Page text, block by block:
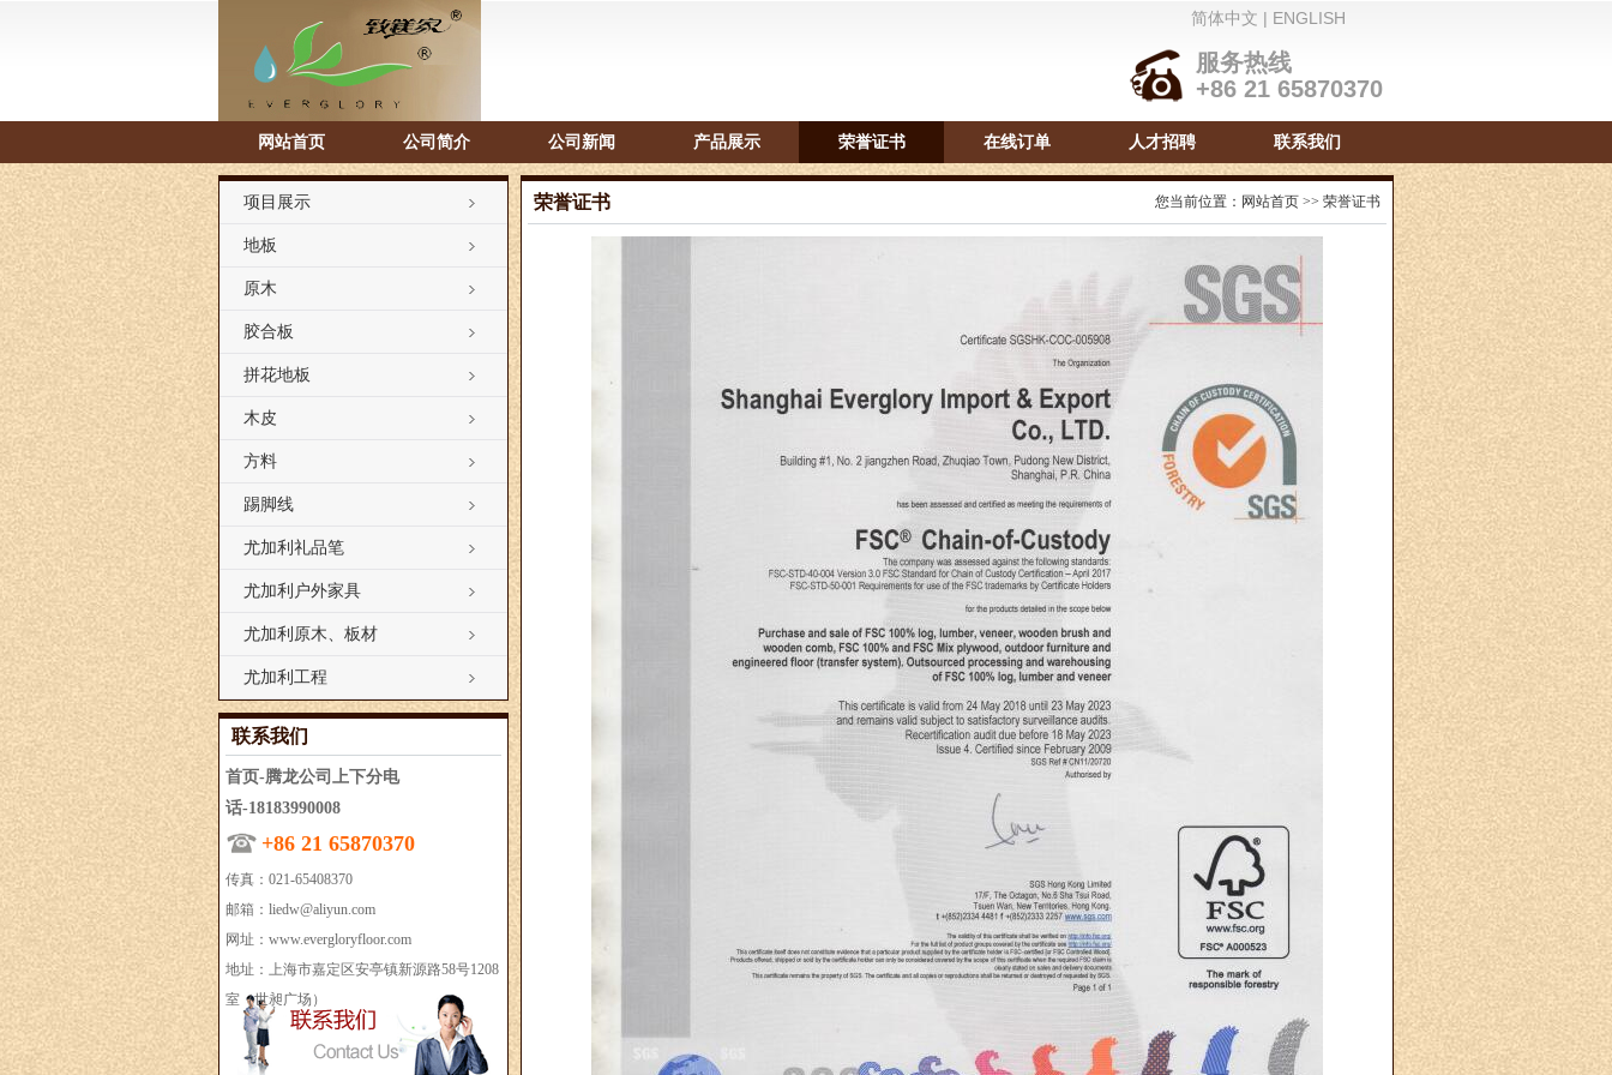
简体中文 | ENGLISH
服务热线
+86 21 65870370
网站首页 公司简介 公司新闻 产品展示 荣誉证书 在线订单 人才招聘 联系我们
项目展示
地板
原木
胶合板
拼花地板
木皮
方料
踢脚线
尤加利礼品笔
尤加利户外家具
尤加利原木、板材
尤加利工程
联系我们
首页-腾龙公司上下分电
话-18183990008
+86 21 65870370
传真：021-65408370
邮箱： liedw@aliyun.com
网址： www.evergloryfloor.com
地址：上海市嘉定区安亭镇新源路58号1208
室（世昶广场）
您当前位置： 网站首页 >> 荣誉证书
荣誉证书